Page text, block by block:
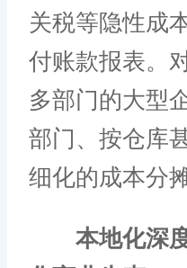
关税等隐性成
付账款报表。
多部门的大型
部门、按仓库
细化的成本分
本地化深